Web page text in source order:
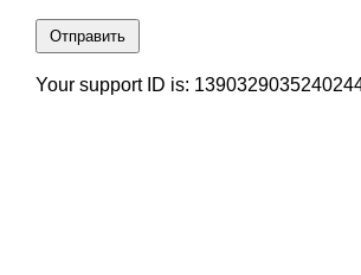
Отправить
Your support ID is: